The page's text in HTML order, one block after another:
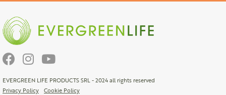
EVERGREEN LIFE PRODUCTS SRL - 2024 all rights reserved
Privacy Policy
Cookie Policy